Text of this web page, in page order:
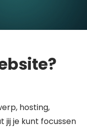
hosting,
jij je kunt focussen